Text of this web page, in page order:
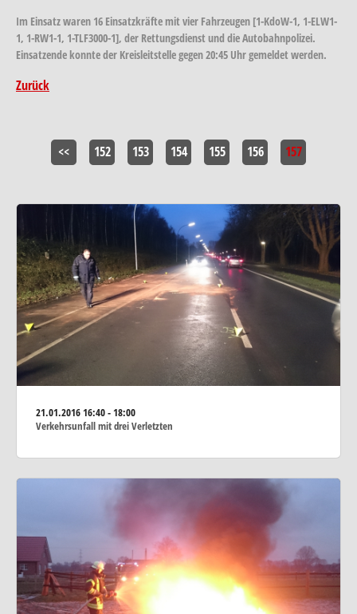
Im Einsatz waren 16 Einsatzkräfte mit vier Fahrzeugen [1-KdoW-1, 1-ELW1-
1, 1-RW1-1, 1-TLF3000-1], der Rettungsdienst und die Autobahnpolizei.
Einsatzende konnte der Kreisleitstelle gegen 20:45 Uhr gemeldet werden.
Zurück
<< 152 153 154 155 156 157
21.01.201616:40 - 18:00
Verkehrsunfall mit drei Verletzten